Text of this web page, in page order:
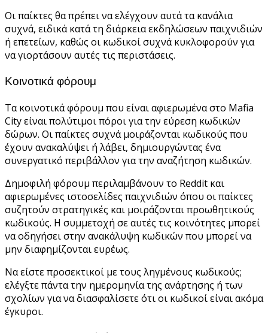
Οι παίκτες θα πρέπει να ελέγχουν αυτά τα κανάλια
συχνά, ειδικά κατά τη διάρκεια εκδηλώσεων παιχνιδιών
ή επετείων, καθώς οι κωδικοί συχνά κυκλοφορούν για
να γιορτάσουν αυτές τις περιστάσεις.
Κοινοτικά φόρουμ
Τα κοινοτικά φόρουμ που είναι αφιερωμένα στο Mafia
City είναι πολύτιμοι πόροι για την εύρεση κωδικών
δώρων. Οι παίκτες συχνά μοιράζονται κωδικούς που
έχουν ανακαλύψει ή λάβει, δημιουργώντας ένα
συνεργατικό περιβάλλον για την αναζήτηση κωδικών.
Δημοφιλή φόρουμ περιλαμβάνουν το Reddit και
αφιερωμένες ιστοσελίδες παιχνιδιών όπου οι παίκτες
συζητούν στρατηγικές και μοιράζονται προωθητικούς
κωδικούς. Η συμμετοχή σε αυτές τις κοινότητες μπορεί
να οδηγήσει στην ανακάλυψη κωδικών που μπορεί να
μην διαφημίζονται ευρέως.
Να είστε προσεκτικοί με τους ληγμένους κωδικούς;
ελέγξτε πάντα την ημερομηνία της ανάρτησης ή των
σχολίων για να διασφαλίσετε ότι οι κωδικοί είναι ακόμα
έγκυροι.